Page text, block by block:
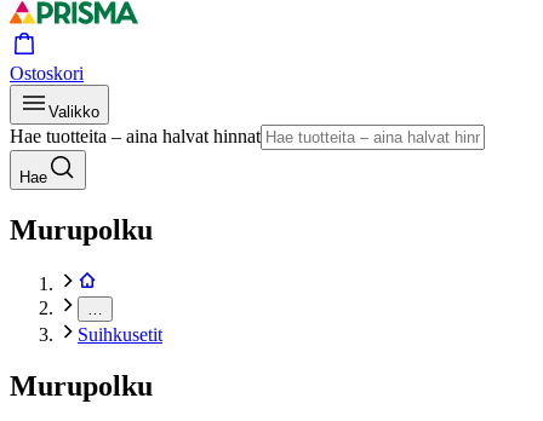
Ostoskori
Valikko
Hae tuotteita – aina halvat hinnat
Hae
Murupolku
Suihkusetit
Murupolku